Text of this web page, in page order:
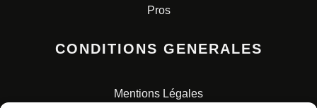
Pros
CONDITIONS GENERALES
Mentions Légales